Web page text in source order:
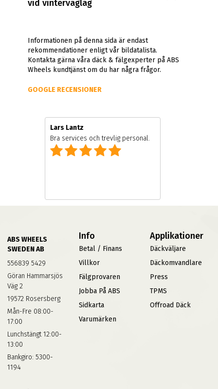
vid vinterväglag
Informationen på denna sida är endast
rekommendationer enligt vår bildatalista.
Kontakta gärna våra däck & fälgexperter på ABS
Wheels kundtjänst om du har några frågor.
GOOGLE RECENSIONER
Lars Lantz
Bra services och trevlig personal.
ABS WHEELS
SWEDEN AB
556839 5429
Göran Hammarsjös
Väg 2
19572 Rosersberg
Mån-Fre 08:00-
17:00
Lunchstängt 12:00-
13:00
Bankgiro: 5300-
1194
Info
Betal / Finans
Villkor
Fälgprovaren
Jobba På ABS
Sidkarta
Varumärken
Applikationer
Däckväljare
Däckomvandlare
Press
TPMS
Offroad Däck